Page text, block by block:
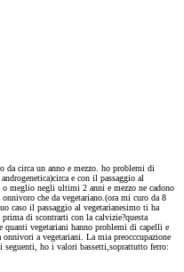
da circa un anno e mezzo. ho problemi di
e con il passaggio al
meglio negli ultimi 2 anni e mezzo ne cadono
che da vegetariano.(ora mi curo da 8
caso il passaggio al vegetarianesimo ti ha
di scontrarti con la calvizie?questa
quanti vegetariani hanno problemi di capelli e
a vegetariani. La mia preocccupazione
seguenti, ho i valori bassetti,soprattutto ferro: